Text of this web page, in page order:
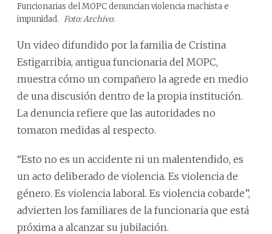
Funcionarias del MOPC denuncian violencia machista e
impunidad. Foto: Archivo.
Un video difundido por la familia de Cristina
Estigarribia, antigua funcionaria del MOPC,
muestra cómo un compañero la agrede en medio
de una discusión dentro de la propia institución.
La denuncia refiere que las autoridades no
tomaron medidas al respecto.
“Esto no es un accidente ni un malentendido, es
un acto deliberado de violencia. Es violencia de
género. Es violencia laboral. Es violencia cobarde”,
advierten los familiares de la funcionaria que está
próxima a alcanzar su jubilación.